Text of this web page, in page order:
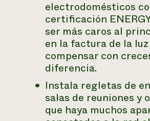
electrodomésticos
certificación
ser más caros al
en la factura de la
compensar con
diferencia.
Instala regletas de
salas de reuniones y
que haya muchos